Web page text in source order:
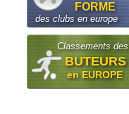
FORME
des clubs en europe
Classements des
BUTEURS
en EUROPE